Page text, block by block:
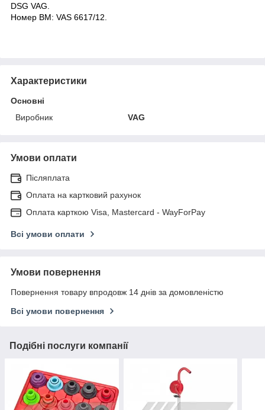
DSG VAG.
Номер ВМ: VAS 6617/12.
Характеристики
Основні
Виробник
VAG
Умови оплати
Післяплата
Оплата на картковий рахунок
Оплата карткою Visa, Mastercard - WayForPay
Всі умови оплати
Умови повернення
Повернення товару впродовж 14 днів за домовленістю
Всі умови повернення
Подібні послуги компанії